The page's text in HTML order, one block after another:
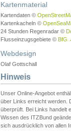
Kartenmaterial
Kartendaten ©
Kartenkacheln ©
24 Stunden Regenradar ©
Flusseinzugsgebiete © BfG
Webdesign
Olaf Gottschall
Hinweis
Unser Online-Angebot
über Links erreicht werden.
überprüft. Bei Links handelt
Wissen des ITZBund
sich ausdrücklich von allen